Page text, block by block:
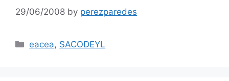
29/06/2008 by perezparedes
Categories
eacea, SACODEYL